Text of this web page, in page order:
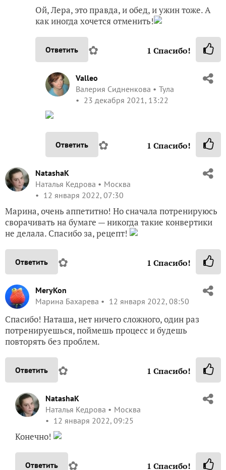
Ой, Лера, это правда, и обед, и ужин тоже. А
как иногда хочется отменить!
Ответить ✿ 1 Спасибо!
Valleo
Валерия Сидненкова
Тула
23 декабря 2021, 13:22
Ответить ✿ 1 Спасибо!
NatashaK
Наталья Кедрова
Москва
12 января 2022, 07:30
Марина, очень аппетитно! Но сначала потренируюсь
сворачивать на бумаге — никогда такие конвертики
не делала. Спасибо за, рецепт!
Ответить ✿ 1 Спасибо!
MeryKon
Марина Бахарева
12 января 2022, 08:50
Спасибо! Наташа, нет ничего сложного, один раз
потренируешься, поймешь процесс и будешь
повторять без проблем.
Ответить ✿ 1 Спасибо!
NatashaK
Наталья Кедрова
Москва
12 января 2022, 09:25
Конечно!
Ответить ✿ 1 Спасибо!